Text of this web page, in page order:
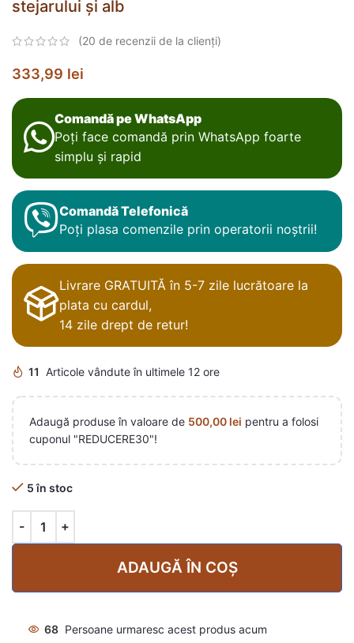
stejarului și alb
(20 de recenzii de la clienți)
333,99 lei
Comandă pe WhatsApp
Poți face comandă prin WhatsApp foarte
simplu și rapid
Comandă Telefonică
Poți plasa comenzile prin operatorii noștrii!
Livrare GRATUITĂ în 5-7 zile lucrătoare la
plata cu cardul,
14 zile drept de retur!
11 Articole vândute în ultimele 12 ore
Adaugă produse în valoare de 500,00 lei pentru a folosi
cuponul "REDUCERE30"!
5 în stoc
ADAUGĂ ÎN COȘ
68 Persoane urmaresc acest produs acum